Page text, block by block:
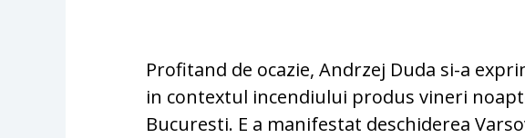
Profitand de ocazie, Andrzej Duda si-a
in contextul incendiului produs vineri
Bucuresti. E a manifestat deschiderea